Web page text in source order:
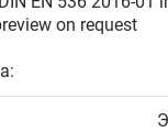
on request